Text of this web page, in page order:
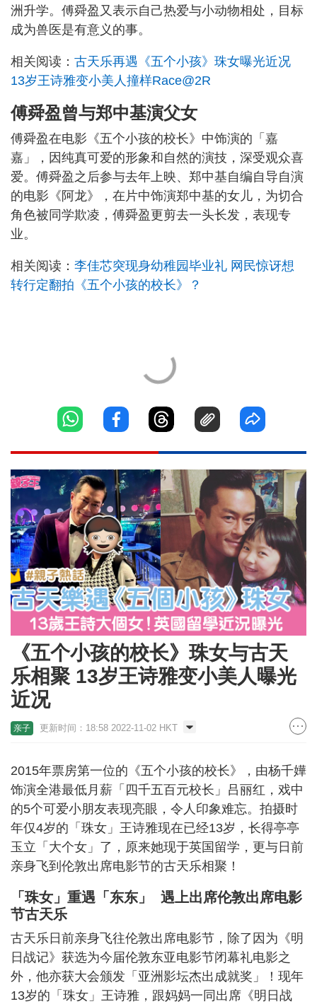
洲升学。傅舜盈又表示自己热爱与小动物相处，目标
成为兽医是有意义的事。
相关阅读： 古天乐再遇《五个小孩》珠女曝光近况
13岁王诗雅变小美人撞样Race@2R
傅舜盈曾与郑中基演父女
傅舜盈在电影《五个小孩的校长》中饰演的「嘉
嘉」，因纯真可爱的形象和自然的演技，深受观众喜
爱。傅舜盈之后参与去年上映、郑中基自编自导自演
的电影《阿龙》，在片中饰演郑中基的女儿，为切合
角色被同学欺凌，傅舜盈更剪去一头长发，表现专
业。
相关阅读： 李佳芯突现身幼稚园毕业礼 网民惊讶想
转行定翻拍《五个小孩的校长》？
《五个小孩的校长》珠女与古天
乐相聚 13岁王诗雅变小美人曝光
近况
亲子 更新时间：18:58 2022-11-02 HKT
2015年票房第一位的《五个小孩的校长》，由杨千嬅
饰演全港最低月薪「四千五百元校长」吕丽红，戏中
的5个可爱小朋友表现亮眼，令人印象难忘。拍摄时
年仅4岁的「珠女」王诗雅现在已经13岁，长得亭亭
玉立「大个女」了，原来她现于英国留学，更与日前
亲身飞到伦敦出席电影节的古天乐相聚！
「珠女」重遇「东东」 遇上出席伦敦出席电影
节古天乐
古天乐日前亲身飞往伦敦出席电影节，除了因为《明
日战记》获选为今届伦敦东亚电影节闭幕礼电影之
外，他亦获大会颁发「亚洲影坛杰出成就奖」！现年
13岁的「珠女」王诗雅，跟妈妈一同出席《明日战